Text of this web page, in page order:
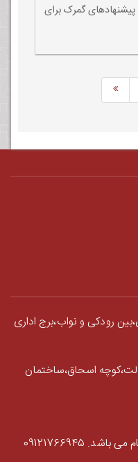
گمرک برای
تولید
رودکی و نواب،برج اداری
اسحاق،ساختمان
09121766945